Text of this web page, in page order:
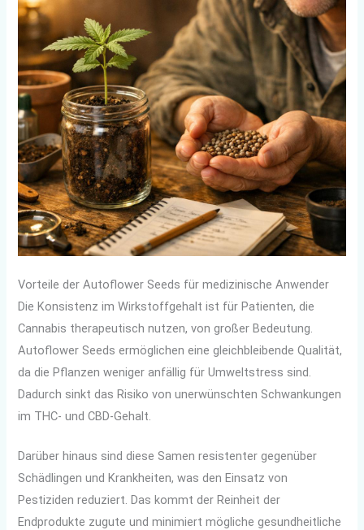
Vorteile der Autoflower Seeds für medizinische Anwender
Die Konsistenz im Wirkstoffgehalt ist für Patienten, die
Cannabis therapeutisch nutzen, von großer Bedeutung.
Autoflower Seeds ermöglichen eine gleichbleibende Qualität,
da die Pflanzen weniger anfällig für Umweltstress sind.
Dadurch sinkt das Risiko von unerwünschten Schwankungen
im THC- und CBD-Gehalt.
Darüber hinaus sind diese Samen resistenter gegenüber
Schädlingen und Krankheiten, was den Einsatz von
Pestiziden reduziert. Das kommt der Reinheit der
Endprodukte zugute und minimiert mögliche gesundheitliche